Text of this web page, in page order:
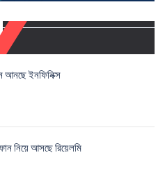
আনছে ইনফিনিক্স
নিয়ে আসছে রিয়েলমি